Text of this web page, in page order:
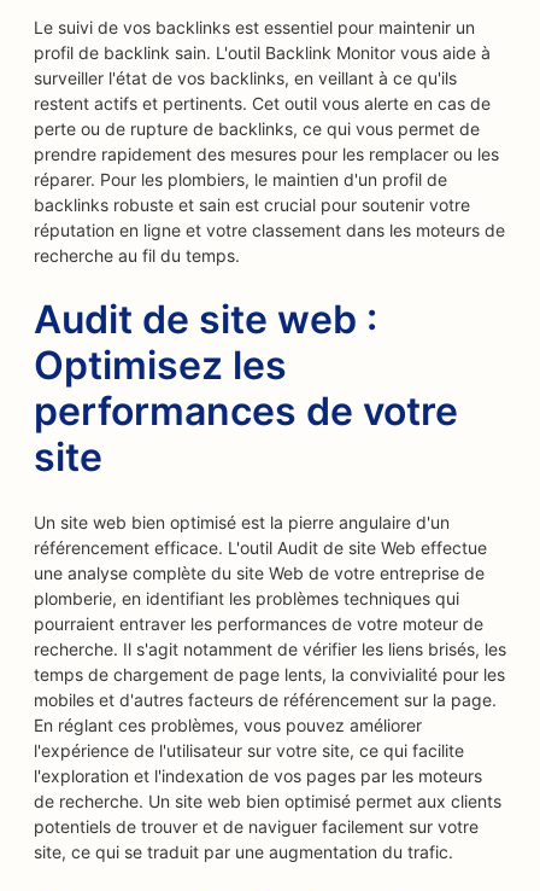
Le suivi de vos backlinks est essentiel pour maintenir un
profil de backlink sain. L'outil Backlink Monitor vous aide à
surveiller l'état de vos backlinks, en veillant à ce qu'ils
restent actifs et pertinents. Cet outil vous alerte en cas de
perte ou de rupture de backlinks, ce qui vous permet de
prendre rapidement des mesures pour les remplacer ou les
réparer. Pour les plombiers, le maintien d'un profil de
backlinks robuste et sain est crucial pour soutenir votre
réputation en ligne et votre classement dans les moteurs de
recherche au fil du temps.
Audit de site web :
Optimisez les
performances de votre
site
Un site web bien optimisé est la pierre angulaire d'un
référencement efficace. L'outil Audit de site Web effectue
une analyse complète du site Web de votre entreprise de
plomberie, en identifiant les problèmes techniques qui
pourraient entraver les performances de votre moteur de
recherche. Il s'agit notamment de vérifier les liens brisés, les
temps de chargement de page lents, la convivialité pour les
mobiles et d'autres facteurs de référencement sur la page.
En réglant ces problèmes, vous pouvez améliorer
l'expérience de l'utilisateur sur votre site, ce qui facilite
l'exploration et l'indexation de vos pages par les moteurs
de recherche. Un site web bien optimisé permet aux clients
potentiels de trouver et de naviguer facilement sur votre
site, ce qui se traduit par une augmentation du trafic.